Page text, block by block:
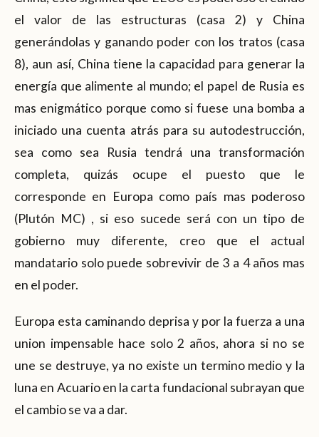
el valor de las estructuras (casa 2) y China
generándolas y ganando poder con los tratos (casa
8), aun así, China tiene la capacidad para generar la
energía que alimente al mundo; el papel de Rusia es
mas enigmático porque como si fuese una bomba a
iniciado una cuenta atrás para su autodestrucción,
sea como sea Rusia tendrá una transformación
completa, quizás ocupe el puesto que le
corresponde en Europa como país mas poderoso
(Plutón MC) , si eso sucede será con un tipo de
gobierno muy diferente, creo que el actual
mandatario solo puede sobrevivir de 3 a 4 años mas
en el poder.
Europa esta caminando deprisa y por la fuerza a una
union impensable hace solo 2 años, ahora si no se
une se destruye, ya no existe un termino medio y la
luna en Acuario en la carta fundacional subrayan que
el cambio se va a dar.